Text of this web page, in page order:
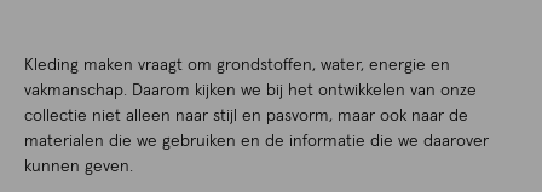
Kleding maken vraagt om grondstoffen, water, energie en
vakmanschap. Daarom kijken we bij het ontwikkelen van onze
collectie niet alleen naar stijl en pasvorm, maar ook naar de
materialen die we gebruiken en de informatie die we daarover
kunnen geven.